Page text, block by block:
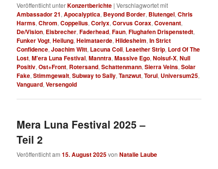
Veröffentlicht unterKonzertberichte |Verschlagwortet mit
Ambassador 21,Apocalyptica, Beyond Border, Blutengel,Chris
Harms,Chrom,Coppelius,Corlyx,Corvus Corax,Covenant,
De/Vision, Eisbrecher,Faderhead,Faun,Flughafen Drispenstedt,
Funker Vogt,Heilung,Heimataerde,Hildesheim,In Strict
Confidence,Joachim Witt, Lacuna Coil, Leaether Strip, Lord Of The
Lost,M'era Luna Festival,Manntra,Massive Ego,Noisuf-X,Null
Positiv,Ost+Front, Rotersand,Schattenmann,Sierra Veins,Solar
Fake,Stimmgewalt,Subway to Sally,Tanzwut,Torul, Universum25,
Vanguard,Versengold
Mera Luna Festival 2025 –
Teil 2
Veröffentlicht am15. August 2025vonNatalie Laube